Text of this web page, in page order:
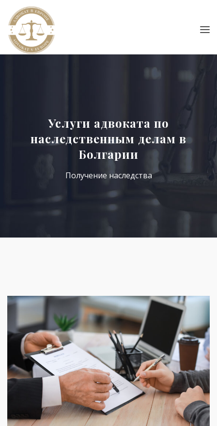
Услуги адвоката по
наследственным делам в
Болгарии
Получение наследства